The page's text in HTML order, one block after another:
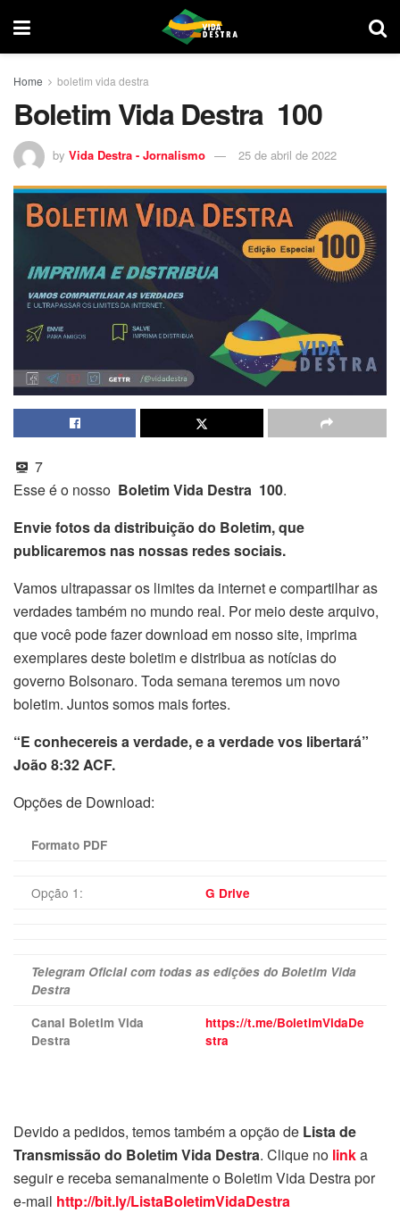
Home boletim vida destra
Boletim Vida Destra 100
by Vida Destra - Jornalismo 25 de abril de 2022
7
Esse é o nosso Boletim Vida Destra 100.
Envie fotos da distribuição do Boletim, que
publicaremos nas nossas redes sociais.
Vamos ultrapassar os limites da internet e compartilhar as
verdades também no mundo real. Por meio deste arquivo,
que você pode fazer download em nosso site, imprima
exemplares deste boletim e distribua as notícias do
governo Bolsonaro. Toda semana teremos um novo
boletim. Juntos somos mais fortes.
“E conhecereis a verdade, e a verdade vos libertará”
João 8:32 ACF.
Opções de Download:
Formato PDF
Opção 1: G Drive
Telegram Oficial com todas as edições do Boletim Vida
Destra
Canal Boletim Vida
Destra
https://t.me/BoletimVidaDe
stra
Devido a pedidos, temos também a opção de Lista de
Transmissão do Boletim Vida Destra. Clique no linka
seguir e receba semanalmente o Boletim Vida Destra por
e-mail http://bit.ly/ListaBoletimVidaDestra